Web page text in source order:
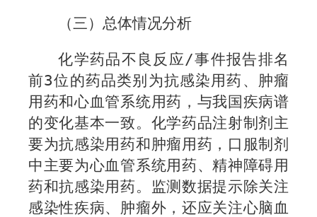
（三）总体情况分析
化学药品不良反应/事件报告排名
前3位的药品类别为抗感染用药、肿瘤
用药和心血管系统用药，与我国疾病谱
的变化基本一致。化学药品注射制剂主
要为抗感染用药和肿瘤用药，口服制剂
中主要为心血管系统用药、精神障碍用
药和抗感染用药。监测数据提示除关注
感染性疾病、肿瘤外，还应关注心脑血